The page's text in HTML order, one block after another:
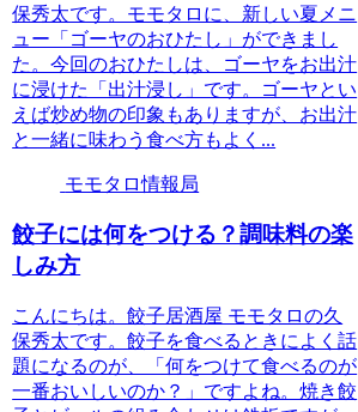
保秀太です。モモタロに、新しい夏メニ
ュー「ゴーヤのおひたし」ができまし
た。今回のおひたしは、ゴーヤをお出汁
に浸けた「出汁浸し」です。ゴーヤとい
えば炒め物の印象もありますが、お出汁
と一緒に味わう食べ方もよく...
モモタロ情報局
餃子には何をつける？調味料の楽
しみ方
こんにちは。餃子居酒屋 モモタロの久
保秀太です。餃子を食べるときによく話
題になるのが、「何をつけて食べるのが
一番おいしいのか？」ですよね。焼き餃